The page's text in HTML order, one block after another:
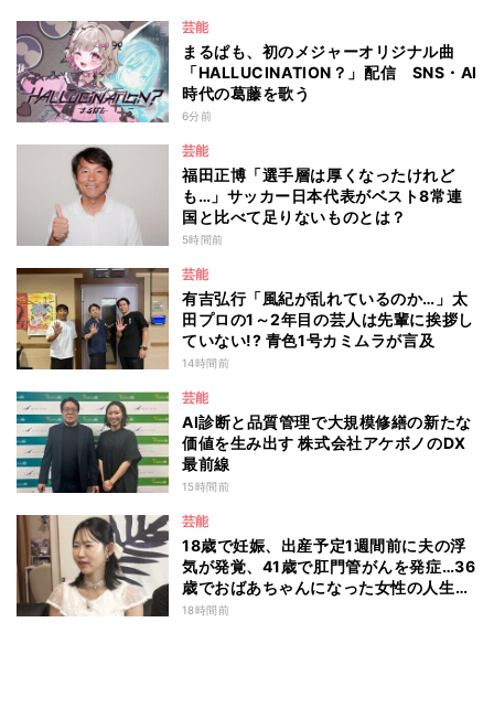
芸能
まるぱも、初のメジャーオリジナル曲
「HALLUCINATION？」配信 SNS・AI
時代の葛藤を歌う
6分前
芸能
福田正博「選手層は厚くなったけれど
も…」サッカー日本代表がベスト8常連
国と比べて足りないものとは？
5時間前
芸能
有吉弘行「風紀が乱れているのか…」太
田プロの1～2年目の芸人は先輩に挨拶し
ていない!? 青色1号カミムラが言及
14時間前
芸能
AI診断と品質管理で大規模修繕の新たな
価値を生み出す 株式会社アケボノのDX
最前線
15時間前
芸能
18歳で妊娠、出産予定1週間前に夫の浮
気が発覚、41歳で肛門管がんを発症…36
歳でおばあちゃんになった女性の人生に
島田珠代も思わず涙 『愛のハイエナ
18時間前